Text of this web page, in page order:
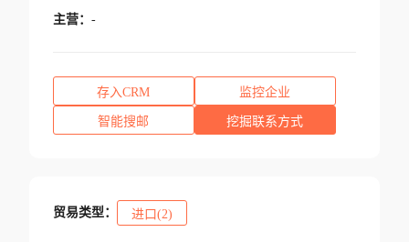
主营： -
存入CRM 监控企业
智能搜邮 挖掘联系方式
贸易类型： 进口(2)